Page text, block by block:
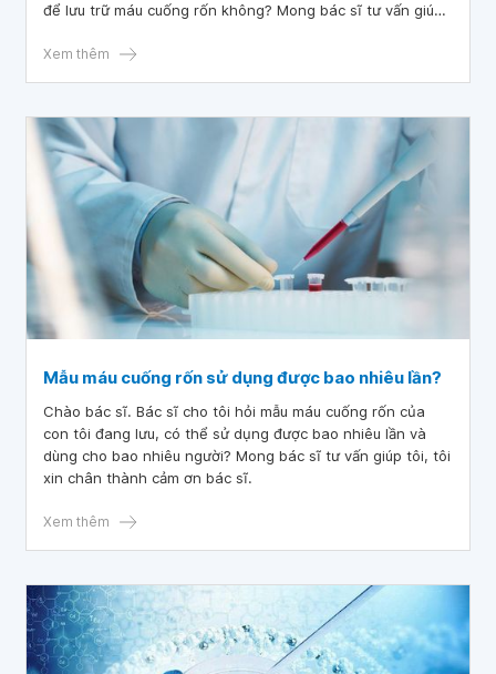
để lưu trữ máu cuống rốn không? Mong bác sĩ tư vấn giúp
Xem thêm
Mẫu máu cuống rốn sử dụng được bao nhiêu lần?
Chào bác sĩ. Bác sĩ cho tôi hỏi mẫu máu cuống rốn của
con tôi đang lưu, có thể sử dụng được bao nhiêu lần và
dùng cho bao nhiêu người? Mong bác sĩ tư vấn giúp tôi, tôi
xin chân thành cảm ơn bác sĩ.
Xem thêm